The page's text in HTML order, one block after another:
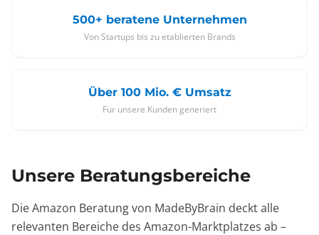
500+ beratene Unternehmen
Von Startups bis zu etablierten Brands
Über 100 Mio. € Umsatz
Für unsere Kunden generiert
Unsere Beratungsbereiche
Die Amazon Beratung von MadeByBrain deckt alle
relevanten Bereiche des Amazon-Marktplatzes ab –